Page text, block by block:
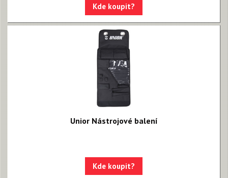
Kde koupit?
Unior Nástrojové balení
Kde koupit?